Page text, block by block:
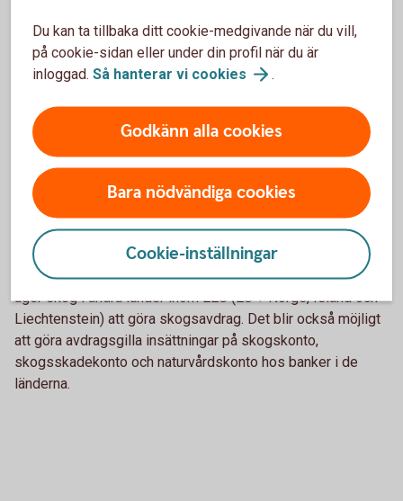
skogskonto och skogsskadekonto
Tidigare har bankerna årligen dragit 15 procent skatt, så
skogsskadekonton. Från och med första april i år ändrades
det. Nu beskattas räntan först när näringsidkaren tar ut den
från kontot och tar upp den som intäkt i verksamheten.
4. Större möjligheter inom ESS-
gemenskapen
De nya reglerna öppnar möjligheten för skogsägare som
äger skog i andra länder inom EES (EU + Norge, Island och
Liechtenstein) att göra skogsavdrag. Det blir också möjligt
att göra avdragsgilla insättningar på skogskonto,
skogsskadekonto och naturvårdskonto hos banker i de
länderna.
Du kan ta tillbaka ditt cookie-medgivande när du vill,
på cookie-sidan eller under din profil när du är
inloggad. Så hanterar vi cookies .
Godkänn alla cookies
Bara nödvändiga cookies
Cookie-inställningar